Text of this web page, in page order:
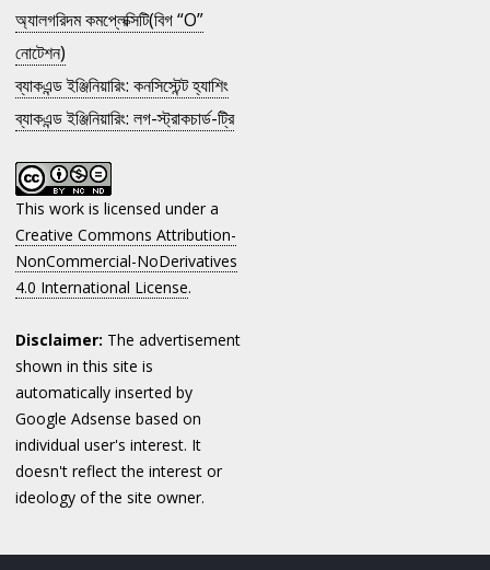
অ্যালগরিদম কমপ্লেক্সিটি(বিগ “O”
নোটেশন)
ব্যাকএন্ড ইঞ্জিনিয়ারিং: কনসিস্টেন্ট হ্যাশিং
ব্যাকএন্ড ইঞ্জিনিয়ারিং: লগ-স্ট্রাকচার্ড-ট্রি
This work is licensed under a
Creative Commons Attribution-
NonCommercial-NoDerivatives
4.0 International License.
Disclaimer: The advertisement
shown in this site is
automatically inserted by
Google Adsense based on
individual user's interest. It
doesn't reflect the interest or
ideology of the site owner.